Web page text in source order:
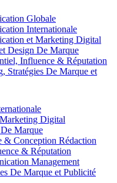
Globale
Internationale
et Marketing Digital
Design De Marque
Influence & Réputation
Stratégies De Marque et
Digital
Marque
& Conception Rédaction
& Réputation
Management
De Marque et Publicité